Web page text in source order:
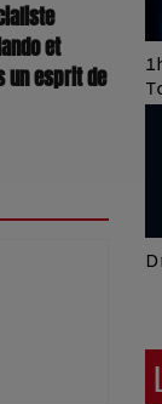
et
un esprit de
Series
Jean